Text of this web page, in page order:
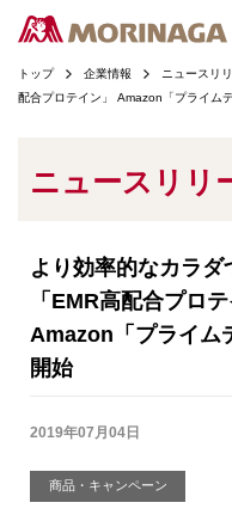
トップ 企業情報 ニュースリ
配合プロテイン」 Amazon「プライ
ニュースリリ
より効率的なカラダ
「EMR高配合プロテ
Amazon「プライ
開始
2019年07月04日
商品・キャンペーン